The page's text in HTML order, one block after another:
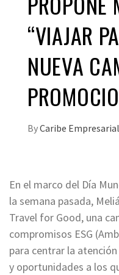
“VIAJAR
NUEVA
ByCaribe Empresarial
En el marco del Día
la semana pasada,
Travel for Good, una
compromisos ESG
para centrar la
y oportunidades a los